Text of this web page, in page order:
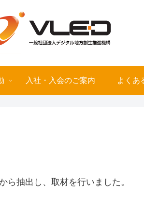
入社・入会のご案内 よくあ
ら抽出し、取材を行いました。